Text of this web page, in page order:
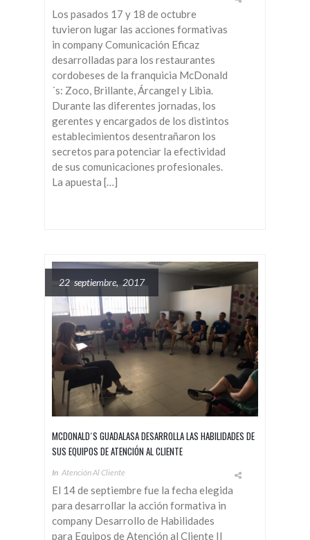
Los pasados 17 y 18 de octubre
tuvieron lugar las acciones formativas
in company Comunicación Eficaz
desarrolladas para los restaurantes
cordobeses de la franquicia McDonald
´s: Zoco, Brillante, Árcangel y Libia.
Durante las diferentes jornadas, los
gerentes y encargados de los distintos
establecimientos desentrañaron los
secretos para potenciar la efectividad
de sus comunicaciones profesionales.
La apuesta […]
22 septiembre, 2017
MCDONALD´S GUADALASA DESARROLLA LAS HABILIDADES DE
SUS EQUIPOS DE ATENCIÓN AL CLIENTE
In Atención Al Cliente
El 14 de septiembre fue la fecha elegida
para desarrollar la acción formativa in
company Desarrollo de Habilidades
para Equipos de Atención al Cliente II